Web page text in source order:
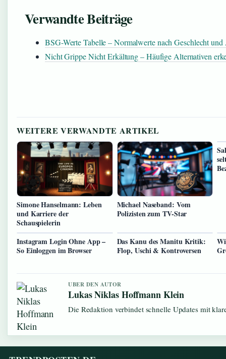
Verwandte Beiträge
BSG-Werte Tabelle – Normalwerte nach Geschlecht
Nicht Grippe Nicht Erkältung – Häufige Alternativen
WEITERE VERWANDTE ARTIKEL
Simone Hanselmann: Leben
und Karriere der
Schauspielerin
Michael Naseband: Vom
Polizisten zum TV-Star
Instagram Login Ohne App –
So Einloggen im Browser
Das Kanu des Manitu Kritik:
Flop, Uschi & Kontroversen
UBER DEN AUTOR
Lukas Niklas Hoffmann Klein
Die Redaktion verbindet schnelle Updates mit